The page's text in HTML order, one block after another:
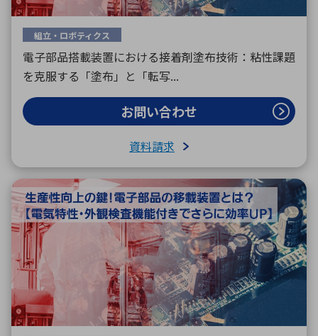
組立・ロボティクス
電子部品搭載装置における接着剤塗布技術：粘性課題
を克服する「塗布」と「転写...
お問い合わせ
資料請求